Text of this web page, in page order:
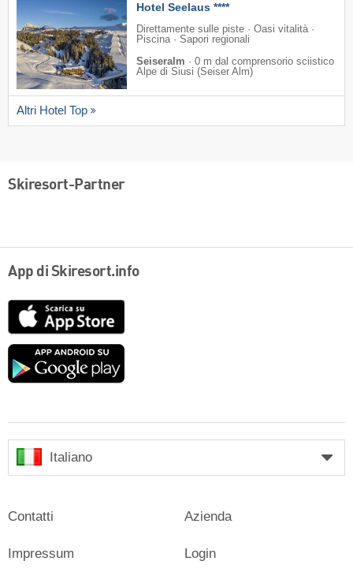
Hotel Seelaus ****
Direttamente sulle piste · Oasi vitalità ·
Piscina · Sapori regionali
Seiseralm · 0 m dal comprensorio sciistico
Alpe di Siusi (Seiser Alm)
Altri Hotel Top
Skiresort-Partner
App di Skiresort.info
Google
Italiano
Contatti
Impressum
Azienda
Login